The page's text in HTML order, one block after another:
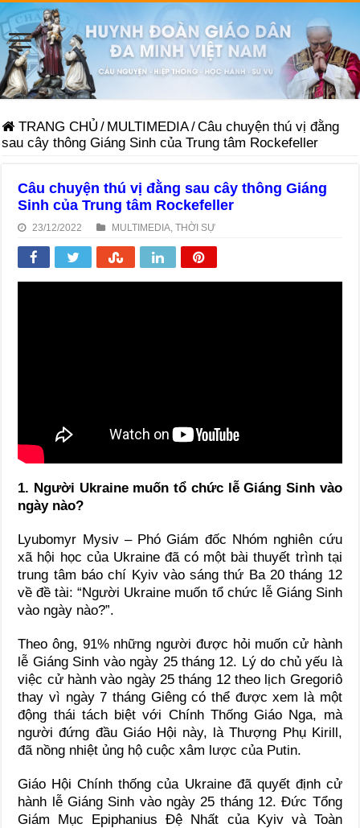
TRANG CHỦ / MULTIMEDIA/Câu chuyện thú vị đằng
sau cây thông Giáng Sinh của Trung tâm Rockefeller
Câu chuyện thú vị đằng sau cây thông Giáng
Sinh của Trung tâm Rockefeller
23/12/2022 MULTIMEDIA ,THỜI SỰ
1. Người Ukraine muốn tổ chức lễ Giáng Sinh vào
ngày nào?
Lyubomyr Mysiv – Phó Giám đốc Nhóm nghiên cứu
xã hội học của Ukraine đã có một bài thuyết trình tại
trung tâm báo chí Kyiv vào sáng thứ Ba 20 tháng 12
về đề tài: “Người Ukraine muốn tổ chức lễ Giáng Sinh
vào ngày nào?”.
Theo ông, 91% những người được hỏi muốn cử hành
lễ Giáng Sinh vào ngày 25 tháng 12. Lý do chủ yếu là
việc cử hành vào ngày 25 tháng 12 theo lịch Gregoriô
thay vì ngày 7 tháng Giêng có thể được xem là một
động thái tách biệt với Chính Thống Giáo Nga, mà
người đứng đầu Giáo Hội này, là Thượng Phụ Kirill,
đã nồng nhiệt ủng hộ cuộc xâm lược của Putin.
Giáo Hội Chính thống của Ukraine đã quyết định cử
hành lễ Giáng Sinh vào ngày 25 tháng 12. Đức Tổng
Giám Mục Epiphanius Đệ Nhất của Kyiv và Toàn